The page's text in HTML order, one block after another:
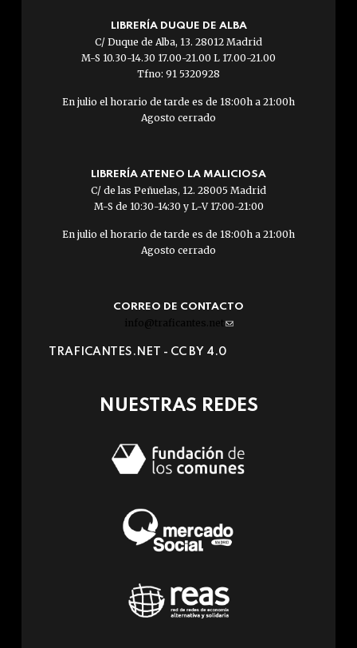
LIBRERÍA DUQUE DE ALBA
C/ Duque de Alba, 13. 28012 Madrid
M-S 10.30-14.30 17.00-21.00 L 17.00-21.00
Tfno: 91 5320928
En julio el horario de tarde es de 18:00h a 21:00h
Agosto cerrado
LIBRERÍA ATENEO LA MALICIOSA
C/ de las Peñuelas, 12. 28005 Madrid
M-S de 10:30-14:30 y L-V 17:00-21:00
En julio el horario de tarde es de 18:00h a 21:00h
Agosto cerrado
CORREO DE CONTACTO
info@traficantes.net (link
e-
TRAFICANTES.NET - CC BY 4.0
NUESTRAS REDES